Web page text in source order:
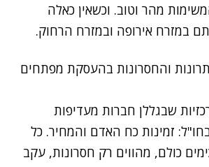
מהר וטוב. וכשאין כאלה
במזרח אירופה ובמזרח הרחוק.
והחסרונות בהעסקת מפתחים
שבגללן חברות מעדיפות
זמינות כח האדם והמחיר. כל
כולם, מהווים רק חסרונות, עקב